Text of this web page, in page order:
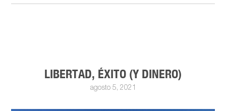
LIBERTAD, ÉXITO (Y DINERO)
agosto 5, 2021